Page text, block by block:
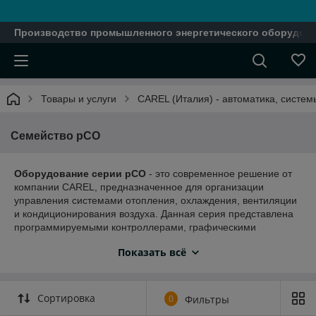
Производство промышленного энергетического
Товары и услуги CAREL (Италия) - автоматика,
Семейство pCO
Оборудование серии pCO - это современное решение от
компании CAREL, предназначенное для организации
управления системами отопления, охлаждения, вентиляции
и кондиционирования воздуха. Данная серия представлена
программируемыми контроллерами, графическими
диспетчерского управления. На основе такого оборудования
охлаждения, вентиляции и кондиционирования воздуха,
которое можно легко интегрировать в большинство
Показать всё
Сортировка 0 Фильтры